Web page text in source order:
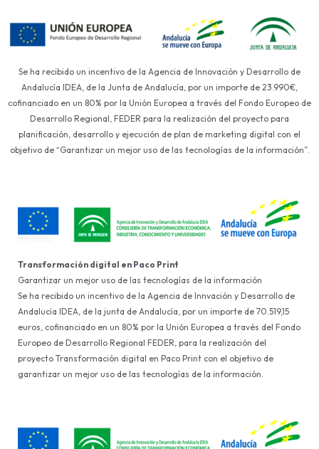
Se ha recibido un incentivo de la Agencia de Innovación y Desarrollo de
Andalucía IDEA, de la Junta de Andalucía, por un importe de 23.990€,
cofinanciado en un 80% por la Unión Europea a través del Fondo Europeo de
Desarrollo Regional, FEDER para la realización del proyecto para
planificación, desarrollo y ejecución de plan de marketing digital con el
objetivo de “Garantizar un mejor uso de las tecnologías de la información”.
Transformación digital en Paco Print
Garantizar un mejor uso de las tecnologías de la información
Se ha recibido un incentivo de la Agencia de Innvación y Desarrollo de
Andalucía IDEA, de la junta de Andalucía, por un importe de 70.519,15
euros, cofinanciado en un 80% por la Unión Europea a través del Fondo
Europeo de Desarrollo Regional FEDER, para la realización del
proyecto Transformación digital en Paco Print con el objetivo de
garantizar un mejor uso de las tecnologías de la información.